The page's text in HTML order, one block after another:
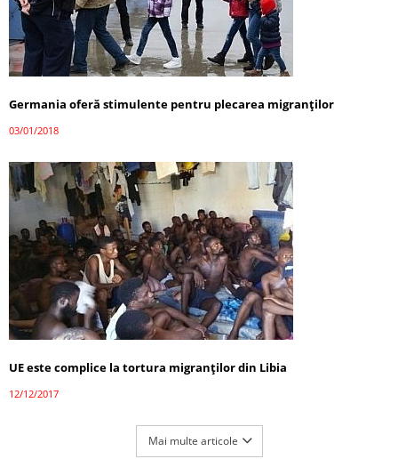
Germania oferă stimulente pentru plecarea migranților
03/01/2018
UE este complice la tortura migranților din Libia
12/12/2017
Mai multe articole